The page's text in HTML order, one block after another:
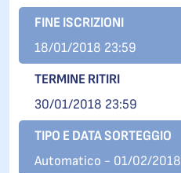
FINE ISCRIZIONI
18/01/2018 23:59
TERMINE RITIRI
30/01/2018 23:59
TIPO E DATA SORTEGGIO
Automatico - 01/02/2018